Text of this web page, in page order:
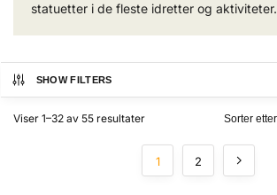
statuetter i de fleste idretter og aktiviteter.
SHOW FILTERS
Viser 1–32 av 55 resultater
1 2